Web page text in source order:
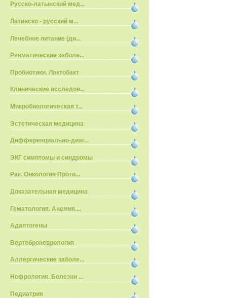
Русско-латынский мед...
Латинско - русский м...
Лечебное питание (ди...
Ревматические заболе...
Пробиотики. Лактобакт
Клинические исследов...
Микробиологическая т...
Эстетическая медицина
Дифференциально-диаг...
ЭКГ симптомы и синдромы
Рак. Онкология Проти...
Доказательная медицина
Гематология. Анемия....
Адаптогены
Вертеброневрология
Аллергические заболе...
Нефрология. Болезни ...
Педиатрия